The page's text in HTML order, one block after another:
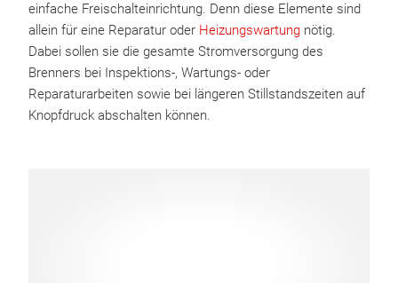
einfache Freischalteinrichtung. Denn diese Elemente sind
allein für eine Reparatur oder Heizungswartung nötig.
Dabei sollen sie die gesamte Stromversorgung des
Brenners bei Inspektions-, Wartungs- oder
Reparaturarbeiten sowie bei längeren Stillstandszeiten auf
Knopfdruck abschalten können.